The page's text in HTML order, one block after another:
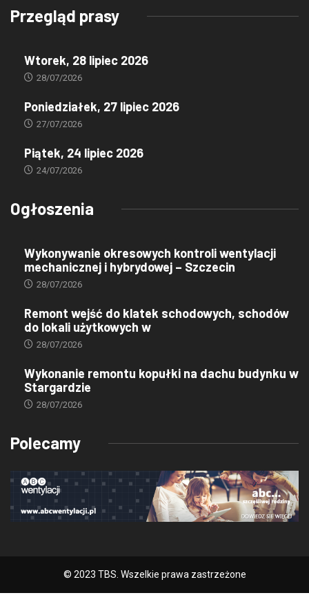
Przegląd prasy
Wtorek, 28 lipiec 2026
28/07/2026
Poniedziałek, 27 lipiec 2026
27/07/2026
Piątek, 24 lipiec 2026
24/07/2026
Ogłoszenia
Wykonywanie okresowych kontroli wentylacji
mechanicznej i hybrydowej – Szczecin
28/07/2026
Remont wejść do klatek schodowych, schodów
do lokali użytkowych w
28/07/2026
Wykonanie remontu kopułki na dachu budynku w
Stargardzie
28/07/2026
Polecamy
© 2023 TBS. Wszelkie prawa zastrzeżone